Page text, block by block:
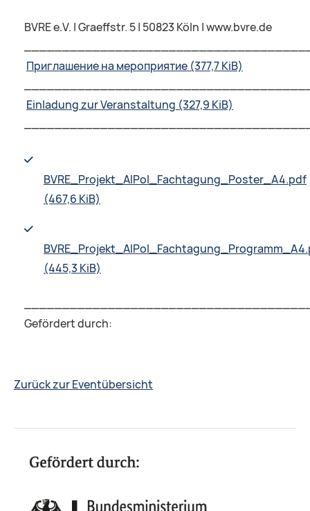
BVRE e.V. | Graeffstr. 5 | 50823 Köln | www.bvre.de
Приглашение на мероприятие (377,7 KiB)
Einladung zur Veranstaltung (327,9 KiB)
BVRE_Projekt_AIPol_Fachtagung_Poster_A4.pdf
(467,6 KiB)
(445,3 KiB)
Gefördert durch:
Zurück zur Eventübersicht